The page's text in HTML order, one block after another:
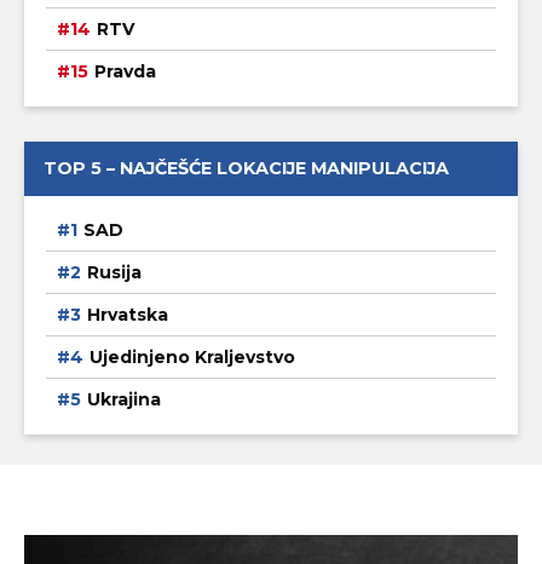
RTV
Pravda
TOP 5 – NAJČEŠĆE LOKACIJE MANIPULACIJA
SAD
Rusija
Hrvatska
Ujedinjeno Kraljevstvo
Ukrajina